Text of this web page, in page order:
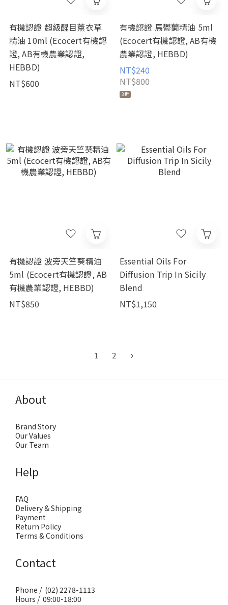
有機認證 超級醒目薰衣草
精油 10ml (Ecocert有機認
證, AB有機農業認證,
HEBBD)
NT$600
有機認證 馬鬱蘭精油 5ml
(Ecocert有機認證, AB有機
農業認證, HEBBD)
NT$240
NT$800
3折
有機認證 波旁天竺葵精油
5ml (Ecocert有機認證, AB
有機農業認證, HEBBD)
NT$850
Essential Oils For
Diffusion Trip In Sicily
Blend
NT$1,150
1 2
About
Brand Story
Our Values
Our Team
Help
FAQ
Delivery & Shipping
Payment
Return Policy
Terms & Conditions
Contact
Phone / (02) 2278-1113
Hours / 09:00-18:00